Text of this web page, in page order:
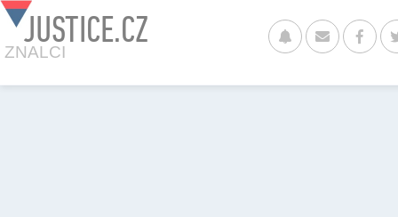
JUSTICE.CZ
ZNALCI